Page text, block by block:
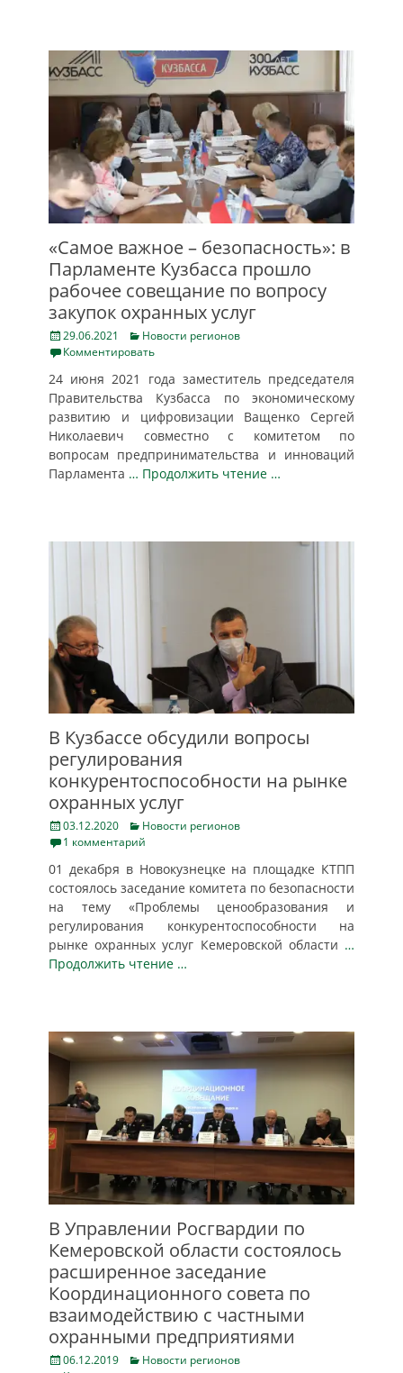
«Самое важное – безопасность»: в
Парламенте Кузбасса прошло
рабочее совещание по вопросу
закупок охранных услуг
Posted
on
29.06.2021 Categories
Новости регионов
Комментировать
24 июня 2021 года заместитель председателя
Правительства Кузбасса по экономическому
развитию и цифровизации Ващенко Сергей
Николаевич совместно с комитетом по
вопросам предпринимательства и инноваций
Парламента … Продолжить чтение …
В Кузбассе обсудили вопросы
регулирования
конкурентоспособности на рынке
охранных услуг
Posted
on
03.12.2020 Categories
Новости регионов
1 комментарий
01 декабря в Новокузнецке на площадке КТПП
состоялось заседание комитета по безопасности
на тему «Проблемы ценообразования и
регулирования конкурентоспособности на
рынке охранных услуг Кемеровской области …
Продолжить чтение …
В Управлении Росгвардии по
Кемеровской области состоялось
расширенное заседание
Координационного совета по
взаимодействию с частными
охранными предприятиями
Posted
06.12.2019 Categories
Новости регионов